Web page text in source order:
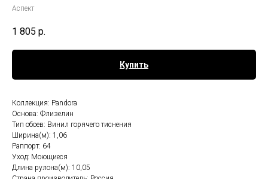
Аспект
1 805 р.
Купить
Коллекция: Pandora
Основа: Флизелин
Тип обоев: Винил горячего тиснения
Ширина(м): 1,06
Раппорт: 64
Уход: Моющиеся
Длина рулона(м): 10,05